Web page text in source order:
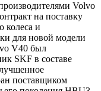
Volvo
на поставку
колеса и
для новой модели
V40 был
SKF в составе
поставщиком